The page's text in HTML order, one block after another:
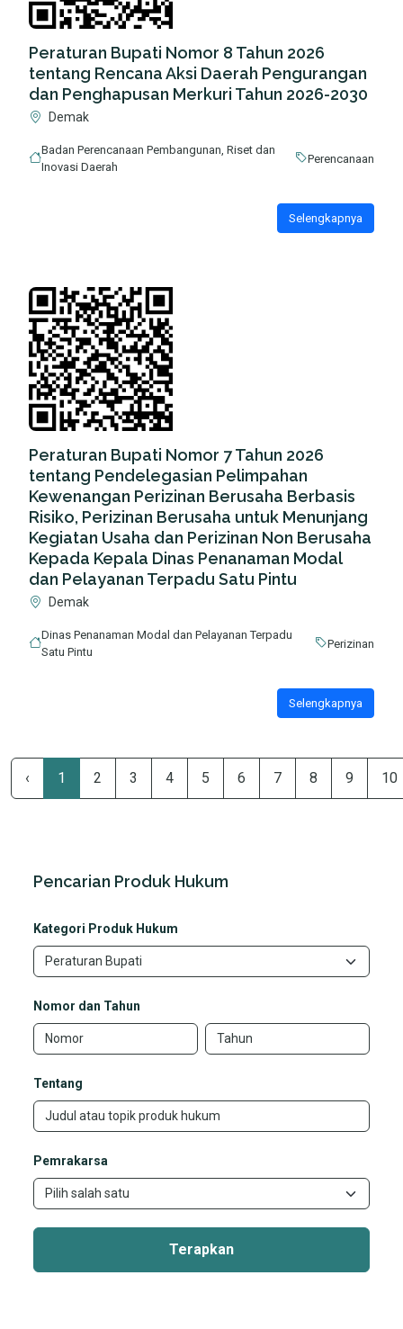
Peraturan Bupati Nomor 8 Tahun 2026
tentang Rencana Aksi Daerah Pengurangan
dan Penghapusan Merkuri Tahun 2026-2030
Demak
Badan Perencanaan Pembangunan, Riset dan
Inovasi Daerah
Perencanaan
Selengkapnya
Peraturan Bupati Nomor 7 Tahun 2026
tentang Pendelegasian Pelimpahan
Kewenangan Perizinan Berusaha Berbasis
Risiko, Perizinan Berusaha untuk Menunjang
Kegiatan Usaha dan Perizinan Non Berusaha
Kepada Kepala Dinas Penanaman Modal
dan Pelayanan Terpadu Satu Pintu
Demak
Dinas Penanaman Modal dan Pelayanan Terpadu
Satu Pintu
Perizinan
Selengkapnya
‹ 1 2 3 4 5 6 7 8 9 10
Pencarian Produk Hukum
Kategori Produk Hukum
Nomor dan Tahun
Tentang
Pemrakarsa
Terapkan